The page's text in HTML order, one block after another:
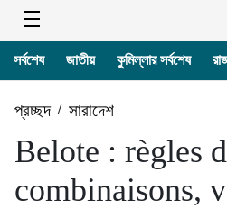
সর্বশেষ জাতীয় কুমিল্লার সর্বশেষ
প্রচ্ছদ/ সারাদেশ
Belote : règles
combinaisons,